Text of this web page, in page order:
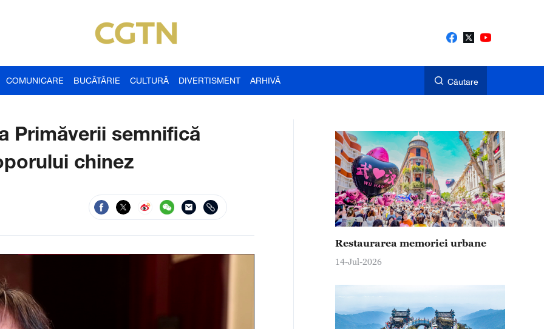
COMUNICARE BUCĂTĂRIE CULTURĂ DIVERTISMENT ARHIVĂ Căutare
Primăverii semnifică
chinez
Restaurarea memoriei urbane
14-Jul-2026